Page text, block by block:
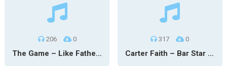
206 0
The Game – Like Father Like Daughter
317 0
Carter Faith – Bar Star Vevo